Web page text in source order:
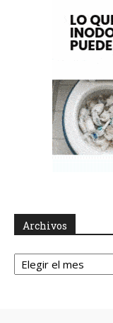
Archivos
Archivos